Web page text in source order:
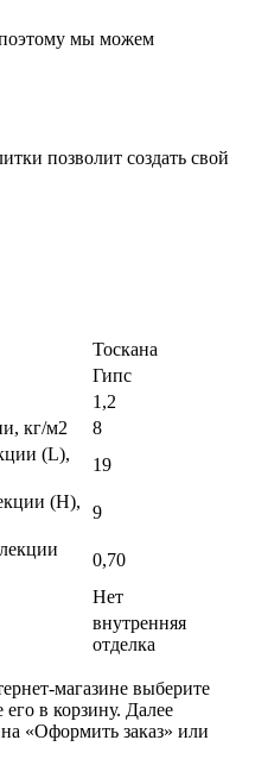
мы можем
позволит создать свой
Тоскана
Гипс
1,2
кг/м2
8
(L),
19
(H),
9
0,70
Нет
внутренняя
отделка
магазине выберите
в корзину. Далее
«Оформить заказ» или